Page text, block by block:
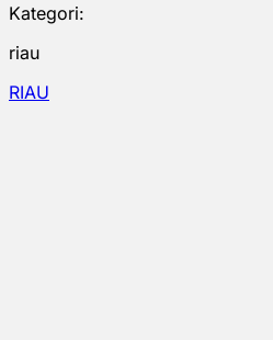
Kategori:
riau
RIAU